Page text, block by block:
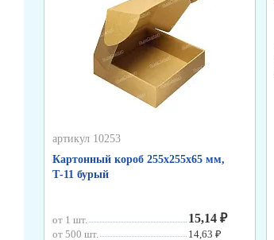
артикул 10253
Картонный короб 255х255х65 мм,
Т-11 бурый
от 1 шт. 15,14 ₽
от 500 шт.
14,63 ₽